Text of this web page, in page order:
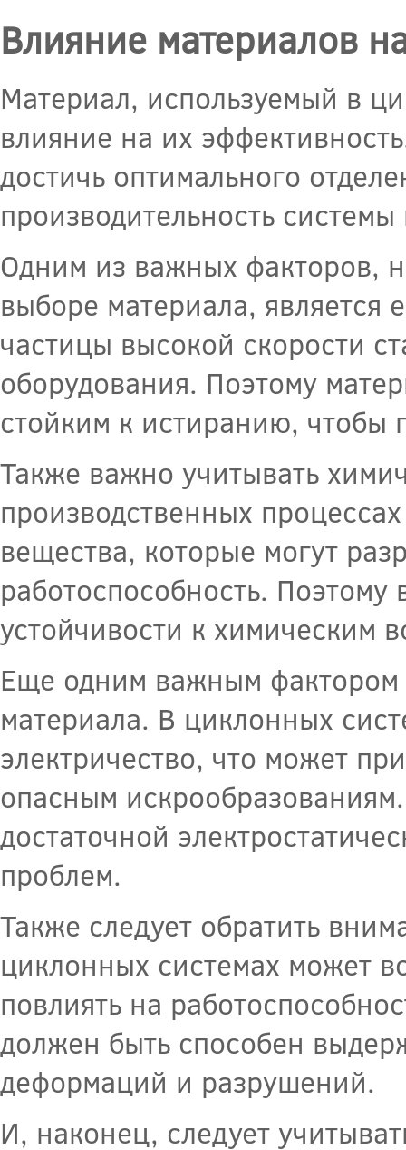
Влияние материалов
Материал, используемый в
влияние на их
достичь оптимального
производительность
Одним из важных факторов,
выборе материала, является
частицы высокой скорости
оборудования. Поэтому
стойким к истиранию, чтобы
Также важно учитывать
производственных
вещества, которые могут
работоспособность.
устойчивости к химическим
Еще одним важным фактором
материала. В циклонных
электричество, что может
опасным
достаточной
проблем.
Также следует обратить
циклонных системах может
повлиять на
должен быть способен
деформаций и разрушений.
И, наконец, следует